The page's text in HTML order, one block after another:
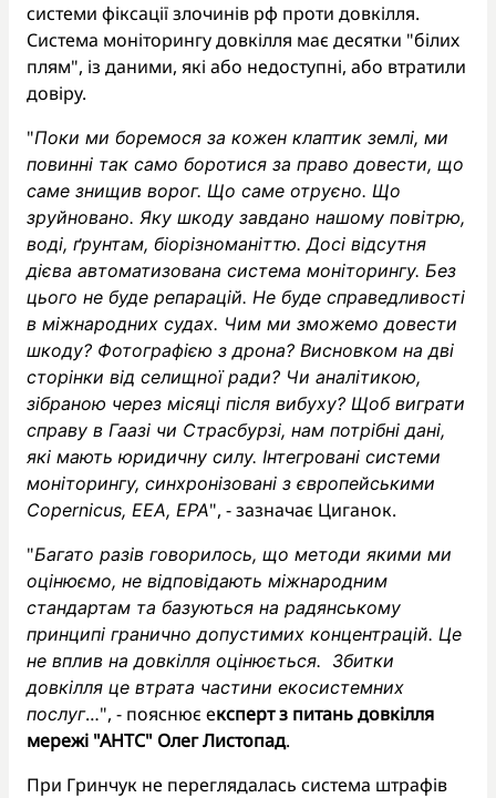
системи фіксації злочинів рф проти довкілля.
Система моніторингу довкілля має десятки "білих
плям", із даними, які або недоступні, або втратили
довіру.
"Поки ми боремося за кожен клаптик землі, ми
повинні так само боротися за право довести, що
саме знищив ворог. Що саме отруєно. Що
зруйновано. Яку шкоду завдано нашому повітрю,
воді, ґрунтам, біорізноманіттю. Досі відсутня
дієва автоматизована система моніторингу. Без
цього не буде репарацій. Не буде справедливості
в міжнародних судах. Чим ми зможемо довести
шкоду? Фотографією з дрона? Висновком на дві
сторінки від селищної ради? Чи аналітикою,
зібраною через місяці після вибуху? Щоб виграти
справу в Гаазі чи Страсбурзі, нам потрібні дані,
які мають юридичну силу. Інтегровані системи
моніторингу, синхронізовані з європейськими
Copernicus, EEA, EPA", - зазначає Циганок.
"Багато разів говорилось, що методи якими ми
оцінюємо, не відповідають міжнародним
стандартам та базуються на радянському
принципі гранично допустимих концентрацій. Це
не вплив на довкілля оцінюється. Збитки
довкілля це втрата частини екосистемних
послуг…", - пояснює експерт з питань довкілля
мережі "АНТС" Олег Листопад.
При Гринчук не переглядалась система штрафів